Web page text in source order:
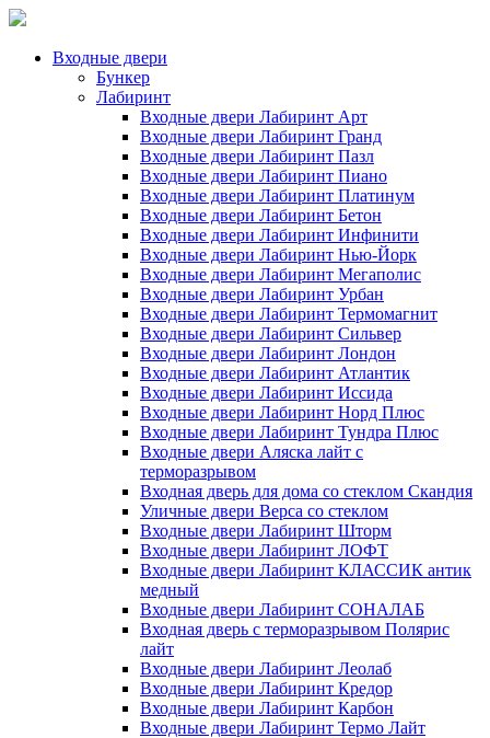
Входные двери
Бункер
Лабиринт
Входные двери Лабиринт Арт
Входные двери Лабиринт Гранд
Входные двери Лабиринт Пазл
Входные двери Лабиринт Пиано
Входные двери Лабиринт Платинум
Входные двери Лабиринт Бетон
Входные двери Лабиринт Инфинити
Входные двери Лабиринт Нью-Йорк
Входные двери Лабиринт Мегаполис
Входные двери Лабиринт Урбан
Входные двери Лабиринт Термомагнит
Входные двери Лабиринт Сильвер
Входные двери Лабиринт Лондон
Входные двери Лабиринт Атлантик
Входные двери Лабиринт Иссида
Входные двери Лабиринт Норд Плюс
Входные двери Лабиринт Тундра Плюс
Входные двери Аляска лайт с
терморазрывом
Входная дверь для дома со стеклом Скандия
Уличные двери Верса со стеклом
Входные двери Лабиринт Шторм
Входные двери Лабиринт ЛОФТ
Входные двери Лабиринт КЛАССИК антик
медный
Входные двери Лабиринт СОНАЛАБ
Входная дверь с терморазрывом Полярис
лайт
Входные двери Лабиринт Леолаб
Входные двери Лабиринт Кредор
Входные двери Лабиринт Карбон
Входные двери Лабиринт Термо Лайт